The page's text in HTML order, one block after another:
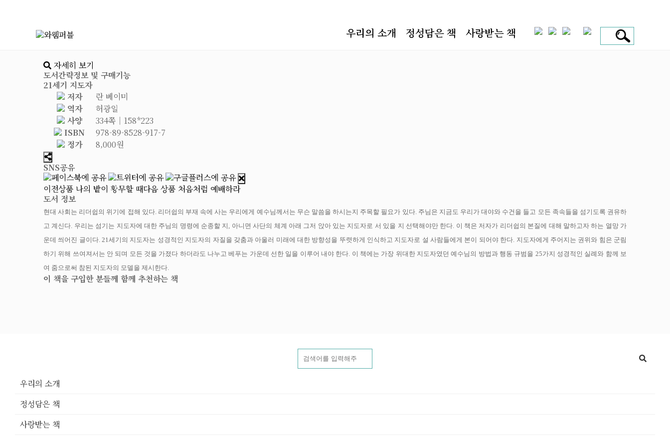
우리의 소개 정성담은 책 사랑받는 책
자세히 보기
도서간략정보 및 구매기능
21세기 지도자
저자
란 베이미
역자
허광일
사양
334쪽│158*223
ISBN
978-89-8528-917-7
정가
8,000원
SNS공유
이전상품 나의 밭이 황무할 때다음 상품 처음처럼 예배하라
도서 정보
현대 사회는 리더쉽의 위기에 접해 있다. 리더쉽의 부재 속에 사는 우리에게 예수님께서는 무슨 말씀을 하시는지 주목할 필요가 있다. 주님은 지금도 우리가 대야와 수건을 들고 모든 족속들을 섬기도록 권유하
고 계신다. 우리는 섬기는 지도자에 대한 주님의 명령에 순종할 지, 아니면 사단의 체계 아래 그저 앉아 있는 지도자로 서 있을 지 선택해야만 한다. 이 책은 저자가 리더쉽의 본질에 대해 말하고자 하는 열망 가
운데 씌어진 글이다. 21세기의 지도자는 성경적인 지도자의 자질을 갖춤과 아울러 미래에 대한 방향성을 뚜렷하게 인식하고 지도자로 설 사람들에게 본이 되어야 한다. 지도자에게 주어지는 권위와 힘은 군림
하기 위해 쓰여져서는 안 되며 모든 것을 가졌다 하더라도 나누고 베푸는 가운데 선한 일을 이루어 내야 한다. 이 책에는 가장 위대한 지도자였던 예수님의 방법과 행동 규범을 25가지 성경적인 실례와 함께 보
여 줌으로써 참된 지도자의 모델을 제시한다.
이 책을 구입한 분들께 함께 추천하는 책
우리의 소개
정성담은 책
사랑받는 책